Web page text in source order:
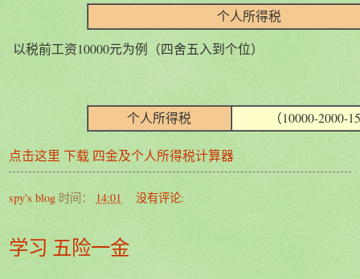
个人所得税
以税前工资10000元为例 （四舍五入到个位）
个人所得税 （10000-2000-
点击这里 下载 四金及个人所得税计算器
spy's blog 时间： 14:01 没有评论:
学习 五险一金